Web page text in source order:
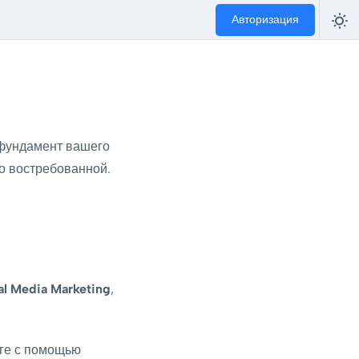
Авторизация
вашего
востребованной.
Media Marketing,
с помощью